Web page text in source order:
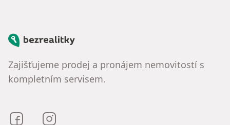
Bezrealitky
Zajišťujeme prodej a pronájem nemovitostí s
kompletním servisem.
Bezrealitky na Facebooku